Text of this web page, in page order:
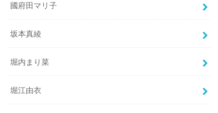
國府田マリ子
坂本真綾
堀内まり菜
堀江由衣